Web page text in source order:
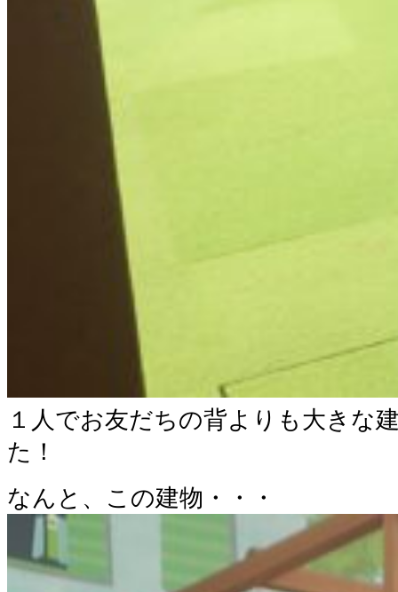
１人でお友だちの背よりも大きな
た！
なんと、この建物・・・